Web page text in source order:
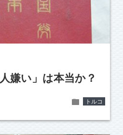
嫌い」は本当か？
folder トルコ